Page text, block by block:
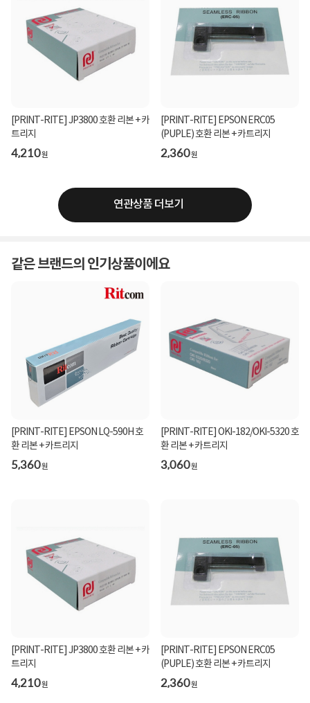
[PRINT-RITE] JP3800 호환 리본 + 카
트리지
4,210원
[PRINT-RITE] EPSON ERC05
(PUPLE) 호환 리본 + 카트리지
2,360원
연관상품 더보기
같은 브랜드의 인기상품이에요
[PRINT-RITE] EPSON LQ-590H 호
환 리본 + 카트리지
5,360원
[PRINT-RITE] OKI-182/OKI-5320 호
환 리본 + 카트리지
3,060원
[PRINT-RITE] JP3800 호환 리본 + 카
트리지
4,210원
[PRINT-RITE] EPSON ERC05
(PUPLE) 호환 리본 + 카트리지
2,360원